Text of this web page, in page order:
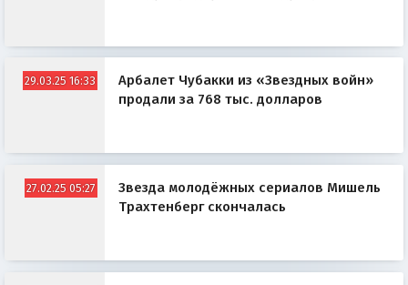
29.03.25 16:33
Арбалет Чубакки из «Звездных войн»
продали за 768 тыс. долларов
27.02.25 05:27
Звезда молодёжных сериалов Мишель
Трахтенберг скончалась